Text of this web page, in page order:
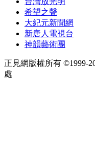
希望之聲
大紀元新聞網
新唐人電視台
神韻藝術團
正見網版權所有 ©1999-
處